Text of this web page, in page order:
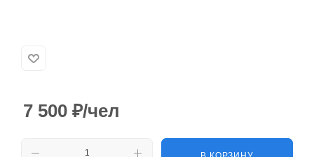
7 500 ₽/чел